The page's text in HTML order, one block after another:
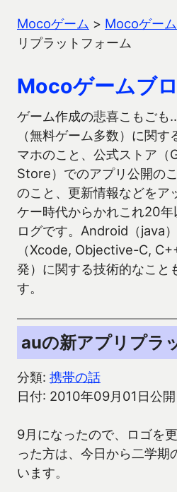
Mocoゲーム > Mocoゲー
リプラットフォーム
Mocoゲームブ
ゲーム作成の悲喜こもごも
（無料ゲーム多数）に関
マホのこと、公式ストア
Store）でのアプリ公開の
のこと、更新情報などをア
ケー時代からかれこれ20
ログです。Android（java
（Xcode, Objective-C,
発）に関する技術的なこと
す。
auの新アプリプラ
分類: 携帯の話
日付: 2010年09月01日公開
9月になったので、ロゴを
った方は、今日から二学期
います。